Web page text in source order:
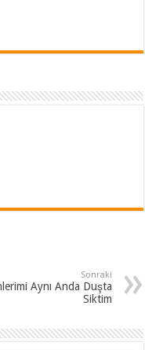
Sonraki
Aynı Anda Duşta
Siktim